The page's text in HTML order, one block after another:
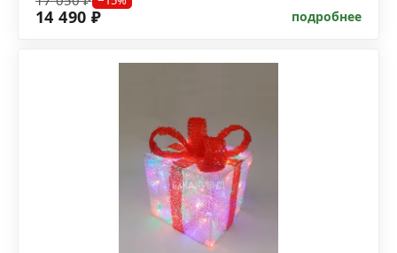
14 490 ₽ подробнее